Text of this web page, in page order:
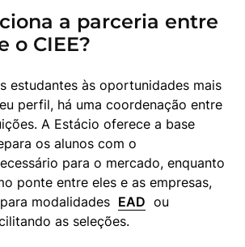
a parceria entre
o CIEE?
estudantes às oportunidades mais
perfil, há uma coordenação entre
A Estácio oferece a base
os alunos com o
para o mercado, enquanto
ponte entre eles e as empresas,
modalidades EAD ou
as seleções.